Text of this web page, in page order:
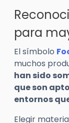
para
El símbolo
muchos
han sido
que son
entornos
Elegir